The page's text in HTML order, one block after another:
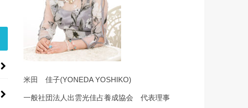
米田 佳子(YONEDA YOSHIKO)
一般社団法人出雲光佳占養成協会 代表理事